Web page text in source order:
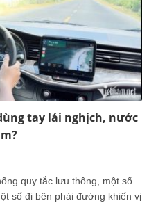
tay lái nghịch, nước
quy tắc lưu thông, một số
số đi bên phải đường khiến vị